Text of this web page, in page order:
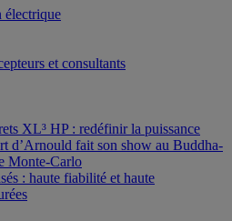
électrique
et consultants
XL³ HP : redéfinir la puissance
d’Arnould fait son show au Buddha-
Monte-Carlo
: haute fiabilité et haute